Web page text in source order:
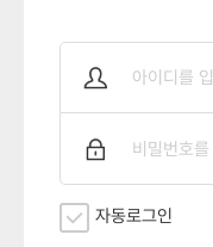
자동로그인